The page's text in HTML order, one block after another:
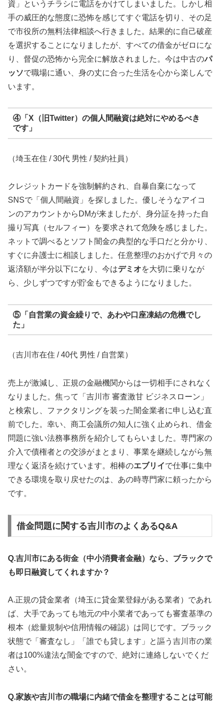
資」というチラシに電話をかけてしまいました。しかし相
手の威圧的な態度に恐怖を感じてすぐ電話を切り、その足
で市役所の無料法律相談へ行きました。結果的に自己破産
を選択することになりましたが、すべての借金がゼロにな
り、督促の恐怖から完全に解放されました。今は中古のパ
ッソで職場に通い、身の丈に合った生活を心から楽しんで
います。
④「X（旧Twitter）の個人間融資は絶対にやめるべき
です」
（埼玉在住 / 30代 男性 / 契約社員）
クレジットカードを強制解約され、自暴自棄になって
SNSで「個人間融資」を探しました。優しそうなアイコ
ンのアカウントからDMが来ましたが、身分証を持った自
撮り写真（セルフィー）を要求されて危険を感じました。
ネットで調べるとソフト闇金の典型的な手口だと分かり、
すぐに弁護士に相談しました。任意整理のおかげで月々の
返済額が半分以下になり、今はデミオを大切に乗りなが
ら、少しずつですが貯金もできるようになりました。
⑤「自営業の資金繰りで、あわや口座凍結の危機でし
た」
（吉川市在住 / 40代 男性 / 自営業）
売上が激減し、正規の金融機関からは一切相手にされなく
なりました。焦って「吉川市 審査激甘 ビジネスローン」
と検索し、ファクタリングを装った闇金業者に申し込む直
前でした。幸い、商工会議所の知人に強く止められ、借金
問題に強い法務事務所を紹介してもらいました。専門家の
介入で債権者との交渉がまとまり、事業を継続しながら無
理なく返済を続けています。相棒のエブリイで仕事に集中
できる環境を取り戻せたのは、あの時専門家に頼ったから
です。
借金問題に関する吉川市のよくあるQ&A
Q.吉川市にある街金（中小消費者金融）なら、ブラックで
も即日融資してくれますか？
A.正規の貸金業者（埼玉に貸金業登録がある業者）であれ
ば、大手であっても地元の中小業者であっても審査基準の
根本（総量規制や信用情報の確認）は同じです。ブラック
状態で「審査なし」「誰でも貸します」と謳う吉川市の業
者は100%違法な闇金ですので、絶対に連絡しないでくだ
さい。
Q.家族や吉川市の職場に内緒で借金を整理することは可能